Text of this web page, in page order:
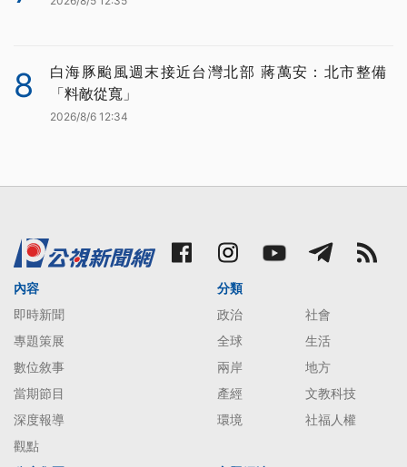
8
白海豚颱風週末接近台灣北部 蔣萬安：北市整備
「料敵從寬」
2026/8/6 12:34
內容
即時新聞
專題策展
數位敘事
當期節目
深度報導
觀點
分類
政治
社會
全球
生活
兩岸
地方
產經
文教科技
環境
社福人權